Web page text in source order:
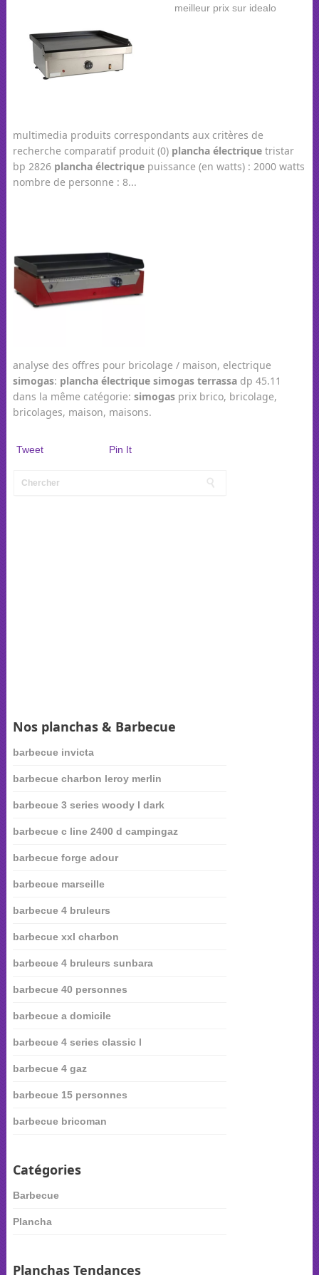
multimedia produits correspondants aux critères de
recherche comparatif produit (0) plancha électriquetristar
bp 2826 plancha électriquepuissance (en watts) : 2000 watts
nombre de personne : 8...
analyse des offres pour bricolage / maison, electrique
simogas: plancha électrique simogas terrassadp 45.11
dans la même catégorie: simogasprix brico, bricolage,
bricolages, maison, maisons.
Tweet Pin It
Nos planchas & Barbecue
barbecue invicta
barbecue charbon leroy merlin
barbecue 3 series woody l dark
barbecue c line 2400 d campingaz
barbecue forge adour
barbecue marseille
barbecue 4 bruleurs
barbecue xxl charbon
barbecue 4 bruleurs sunbara
barbecue 40 personnes
barbecue a domicile
barbecue 4 series classic l
barbecue 4 gaz
barbecue 15 personnes
barbecue bricoman
Catégories
Barbecue
Plancha
Planchas Tendances